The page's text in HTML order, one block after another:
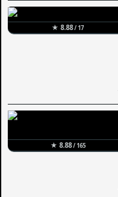
★ 8.88/ 17
★ 8.88/ 165